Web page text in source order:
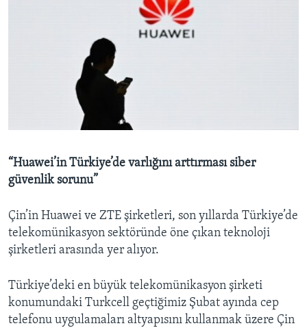
“Huawei’in Türkiye’de varlığını arttırması siber
güvenlik sorunu”
Çin’in Huawei ve ZTE şirketleri, son yıllarda Türkiye’de
telekomünikasyon sektöründe öne çıkan teknoloji
şirketleri arasında yer alıyor.
Türkiye’deki en büyük telekomünikasyon şirketi
konumundaki Turkcell geçtiğimiz Şubat ayında cep
telefonu uygulamaları altyapısını kullanmak üzere Çin